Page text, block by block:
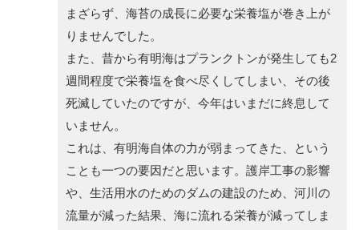
まざらず、海苔の成長に必要な栄養塩が巻き上が
りませんでした。
また、昔から有明海はプランクトンが発生しても2
週間程度で栄養塩を食べ尽くしてしまい、その後
死滅していたのですが、今年はいまだに終息して
いません。
これは、有明海自体の力が弱まってきた、という
ことも一つの要因だと思います。護岸工事の影響
や、生活用水のためのダムの建設のため、河川の
流量が減った結果、海に流れる栄養が減ってしま